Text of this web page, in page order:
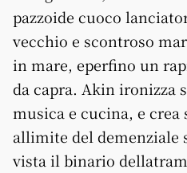
pazzoide cuoco
vecchio e scontroso
in mare, eperfino un
da capra. Akin ironizza
musica e cucina, e
allimite del demenziale
vista il binario